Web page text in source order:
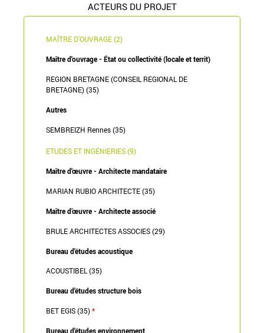
ACTEURS DU PROJET
MAÎTRE D'OUVRAGE (2)
Maître d'ouvrage - État ou collectivité (locale et territ)
REGION BRETAGNE (CONSEIL REGIONAL DE
BRETAGNE) (35)
Autres
SEMBREIZH Rennes (35)
ETUDES ET INGÉNIERIES (9)
Maître d'œuvre - Architecte mandataire
MARIAN RUBIO ARCHITECTE (35)
Maître d’œuvre - Architecte associé
BRULE ARCHITECTES ASSOCIES (29)
Bureau d'études acoustique
ACOUSTIBEL (35)
Bureau d'études structure bois
BET EGIS (35)*
Bureau d'études environnement